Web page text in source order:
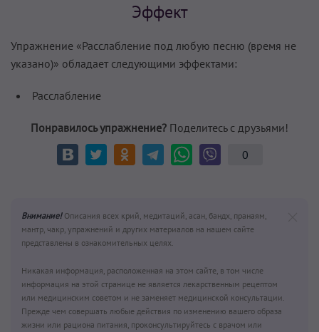
Эффект
Упражнение «Расслабление под любую песню (время не
указано)» обладает следующими эффектами:
Расслабление
Понравилось упражнение? Поделитесь с друзьями!
0
Внимание!Описания всех крий, медитаций, асан, бандх, пранаям,
мантр, чакр, упражнений и других материалов на нашем сайте
представлены в ознакомительных целях.
Никакая информация, расположенная на этом сайте, в том числе
информация на этой странице не является лекарственным рецептом
или медицинским советом и не заменяет медицинской консультации.
Прежде чем совершать любые действия по изменению вашего образа
жизни или рациона питания, проконсультируйтесь с врачом или